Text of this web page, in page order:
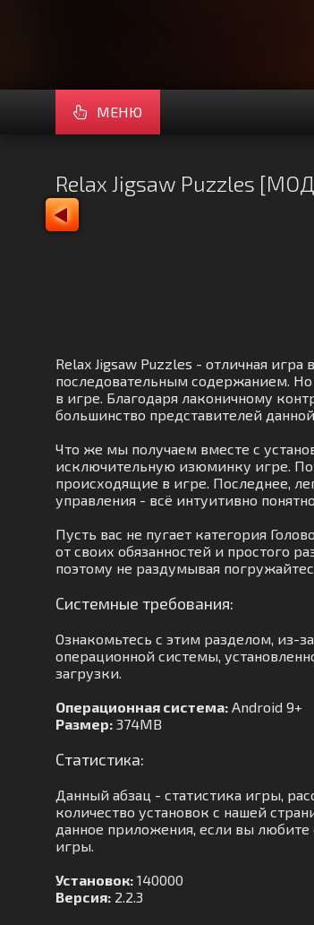
МЕНЮ
Relax Jigsaw Puzzles
Relax Jigsaw Puzzles - отличная
последовательным содержанием.
в игре. Благодаря лаконичному
большинство представителей
Что же мы получаем вместе с
исключительную изюминку игре.
происходящие в игре. Последнее,
управления - всё интуитивно
Пусть вас не пугает категория
от своих обязанностей и простого
поэтому не раздумывая
Системные требования:
Ознакомьтесь с этим разделом, из-
операционной системы,
загрузки.
Операционная система: Android 9+
Размер: 374MB
Статистика:
Данный абзац - статистика игры,
количество установок с нашей
данное приложения, если вы любите
игры.
Установок: 140000
Версия: 2.2.3